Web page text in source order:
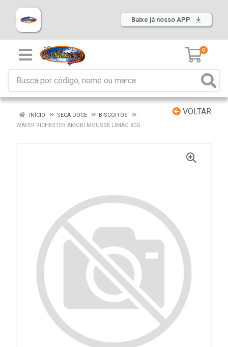
Baixe já nosso APP
0
VOLTAR
INÍCIO SECA DOCE
BISCOITOS
WAFER RICHESTER AMORI MOUSSE LIMAO 80G